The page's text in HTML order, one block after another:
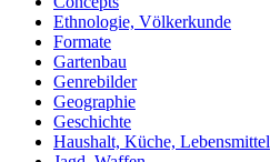
Ethnologie, Völkerkunde
Formate
Gartenbau
Genrebilder
Geographie
Geschichte
Haushalt, Küche, Lebensmittel